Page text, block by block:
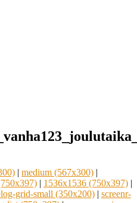
| medium (567x300) |
| 1536x1536 (750x397) |
grid-small (350x200) | screenr-